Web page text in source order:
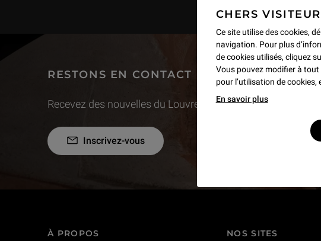
CHERS
Ce site utilise des cookies,
navigation. Pour plus
de cookies utilisés, cliquez
Vous pouvez modifier à
pour l’utilisation de cookies,
En savoir plus
RESTONS EN CONTACT
Recevez des nouvelles du Louvre selon vos goûts !
Inscrivez-vous
À PROPOS NOS SITES